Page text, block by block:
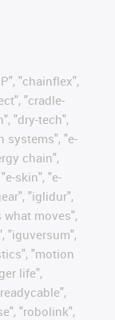
"chainflex",
"cradle-
"dry-tech",
systems", "e-
chain",
skin", "e-
"iglidur",
moves",
"iguversum",
"motion
life",
"robolink",